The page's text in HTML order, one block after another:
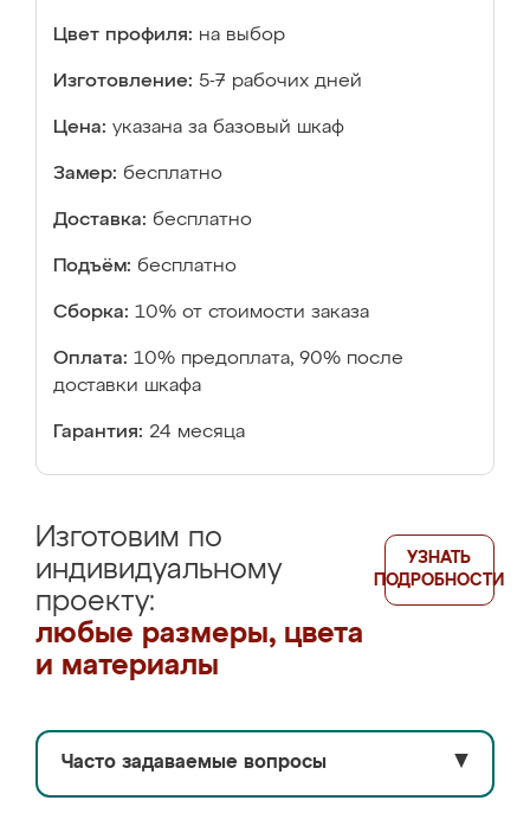
Цвет профиля: на выбор
Изготовление: 5-7 рабочих дней
Цена: указана за базовый шкаф
Замер: бесплатно
Доставка: бесплатно
Подъём: бесплатно
Сборка: 10% от стоимости заказа
Оплата: 10% предоплата, 90% после
доставки шкафа
Гарантия: 24 месяца
Изготовим по
индивидуальному
проекту:
любые размеры, цвета
и материалы
УЗНАТЬ
ПОДРОБНОСТИ
Часто задаваемые вопросы ▼